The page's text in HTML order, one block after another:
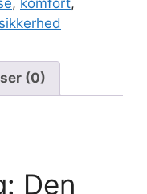
sikkerhed
(0)
Den